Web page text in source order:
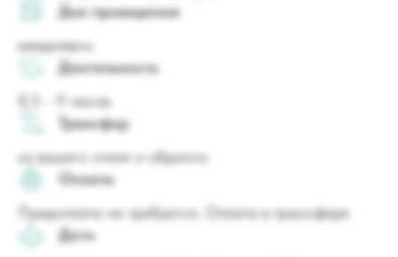
Дни проведения
ежедневно
Длительность
8,5 - 9 часов
Трансфер
из вашего отеля и обратно
Оплата
Предоплата не требуется. Оплата в трансфере
Дети